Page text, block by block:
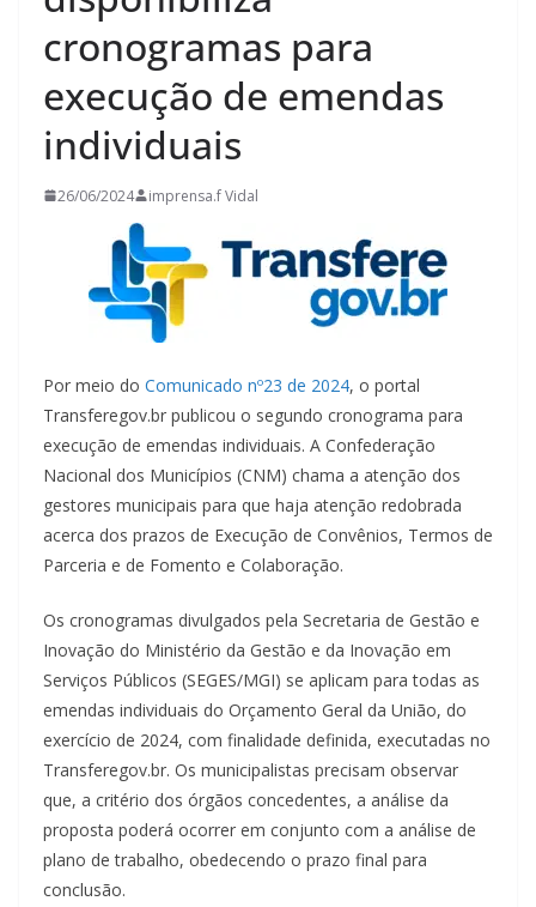
cronogramas para
execução de emendas
individuais
26/06/2024 imprensa.f Vidal
Por meio do Comunicado nº23 de 2024, o portal
Transferegov.br publicou o segundo cronograma para
execução de emendas individuais. A Confederação
Nacional dos Municípios (CNM) chama a atenção dos
gestores municipais para que haja atenção redobrada
acerca dos prazos de Execução de Convênios, Termos de
Parceria e de Fomento e Colaboração.
Os cronogramas divulgados pela Secretaria de Gestão e
Inovação do Ministério da Gestão e da Inovação em
Serviços Públicos (SEGES/MGI) se aplicam para todas as
emendas individuais do Orçamento Geral da União, do
exercício de 2024, com finalidade definida, executadas no
Transferegov.br. Os municipalistas precisam observar
que, a critério dos órgãos concedentes, a análise da
proposta poderá ocorrer em conjunto com a análise de
plano de trabalho, obedecendo o prazo final para
conclusão.